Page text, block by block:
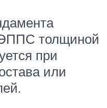
толщиной
при
или